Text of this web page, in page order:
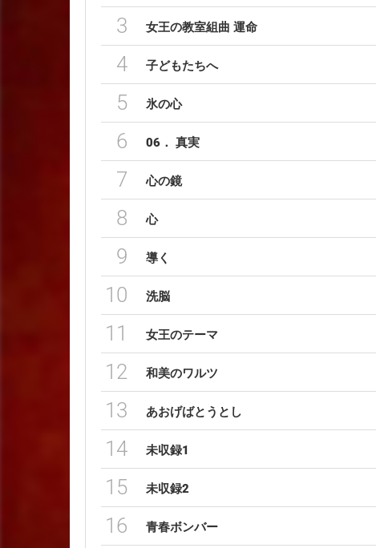
3 女王の教室組曲 運命
4 子どもたちへ
5 氷の心
6 06． 真実
7 心の鏡
8 心
9 導く
10 洗脳
11 女王のテーマ
12 和美のワルツ
13 あおげばとうとし
14 未収録1
15 未収録2
16 青春ボンバー